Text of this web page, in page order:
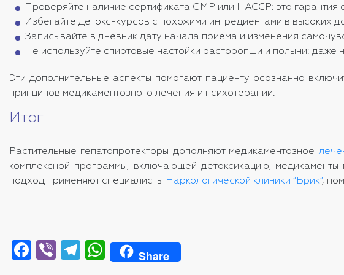
Проверяйте наличие сертификата GMP или HACCP: это
Избегайте детокс-курсов с похожими ингредиентами в высоких
Записывайте в дневник дату начала приема и изменения
Не используйте спиртовые настойки расторопши и полыни:
Эти дополнительные аспекты помогают пациенту осознанно
принципов медикаментозного лечения и психотерапии.
Итог
Растительные гепатопротекторы дополняют медикаментозное
комплексной программы, включающей детоксикацию, медикаменты
подход применяют специалисты Наркологической клиники “Брик”,
Facebook
ViberTelegram
WhatsApp
Share